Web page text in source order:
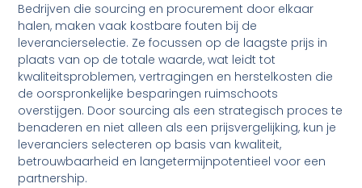
Bedrijven die sourcing en procurement door elkaar
halen, maken vaak kostbare fouten bij de
leverancierselectie. Ze focussen op de laagste prijs in
plaats van op de totale waarde, wat leidt tot
kwaliteitsproblemen, vertragingen en herstelkosten die
de oorspronkelijke besparingen ruimschoots
overstijgen. Door sourcing als een strategisch proces te
benaderen en niet alleen als een prijsvergelijking, kun je
leveranciers selecteren op basis van kwaliteit,
betrouwbaarheid en langetermijnpotentieel voor een
partnership.